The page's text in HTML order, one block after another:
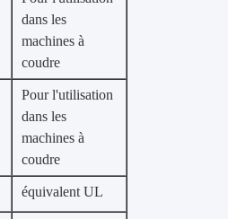
dans les
machines à
coudre
Pour l'utilisation
dans les
machines à
coudre
équivalent UL